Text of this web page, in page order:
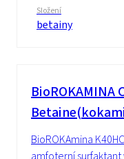
Složení
betainy
BioROKAmina